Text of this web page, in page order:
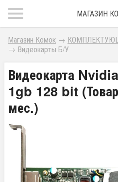
МАГАЗИН
Магазин Комок →
→ Видеокарты Б/У
Видеокарта
1gb 128 bit
мес.)